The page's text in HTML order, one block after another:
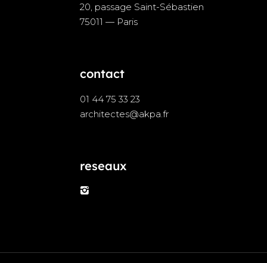
20, passage Saint-Sébastien
75011 — Paris
contact
01 44 75 33 23
architectes@akpa.fr
reseaux